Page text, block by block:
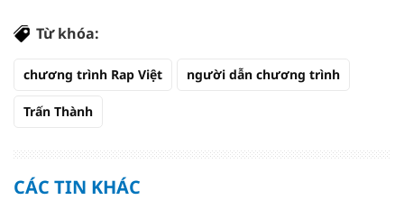
Từ khóa:
chương trình Rap Việt người dẫn chương trình
Trấn Thành
CÁC TIN KHÁC